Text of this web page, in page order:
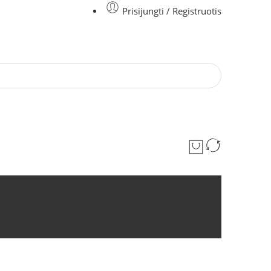
Prisijungti / Registruotis